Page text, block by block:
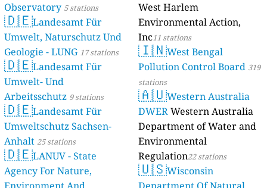
Observatory 5 stations
🇩🇪Landesamt Für
Umwelt, Naturschutz Und
Geologie - LUNG 17 stations
🇩🇪Landesamt Für
Umwelt- Und
Arbeitsschutz 9 stations
🇩🇪Landesamt Für
Umweltschutz Sachsen-
Anhalt 25 stations
🇩🇪LANUV - State
Agency For Nature,
West Harlem
Environmental Action,
Inc11 stations
🇮🇳West Bengal
Pollution Control Board 319
stations
🇦🇺Western Australia
DWERWestern Australia
Department of Water and
Environmental
Regulation22 stations
🇺🇸Wisconsin